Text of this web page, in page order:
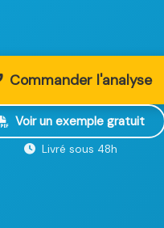
Commander l'analyse
Voir un exemple gratuit
Livré sous 48h